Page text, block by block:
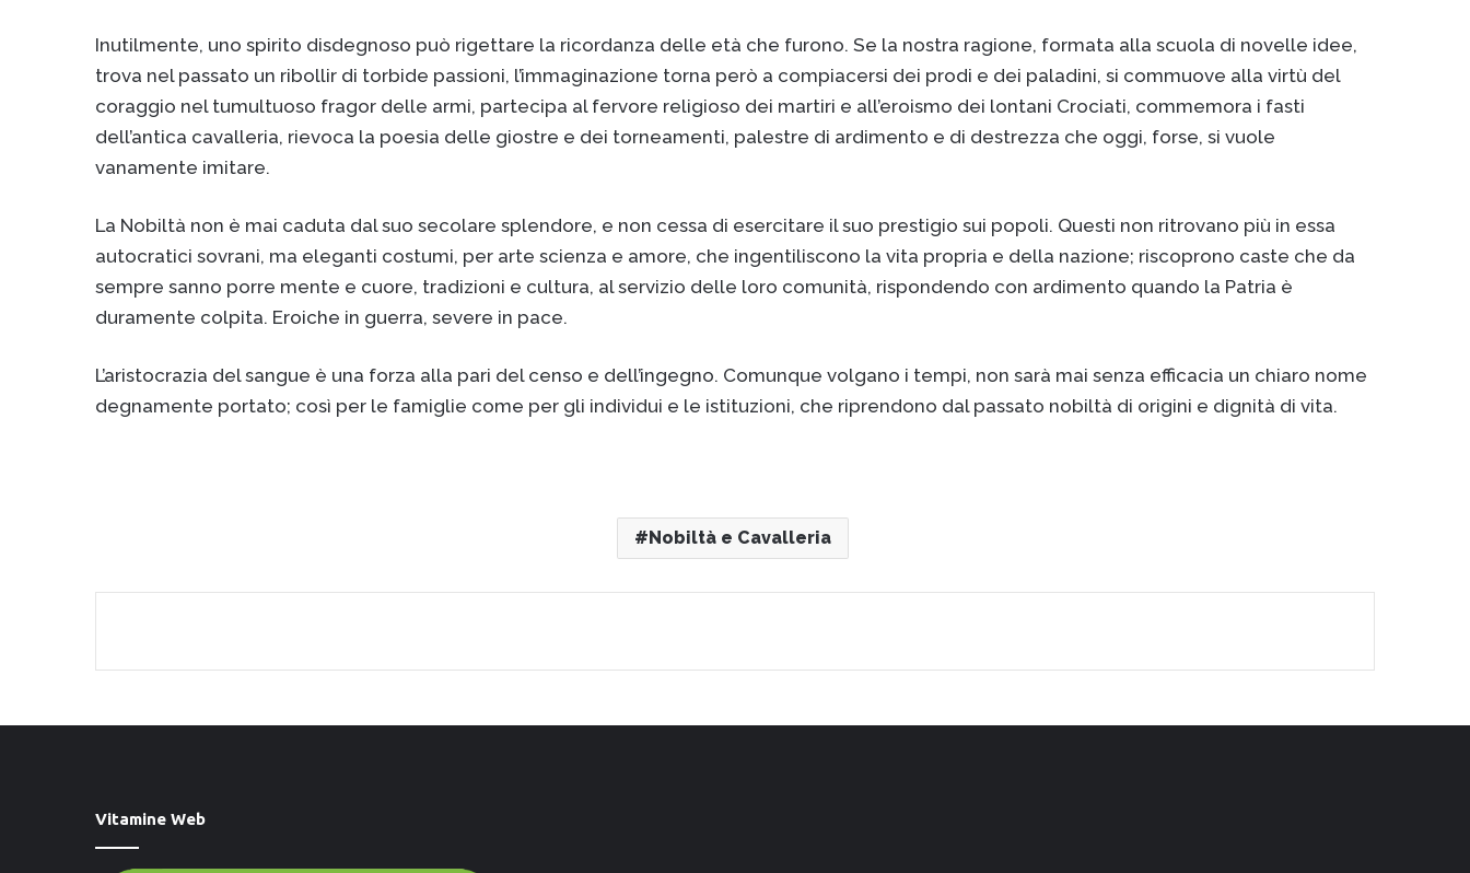
Inutilmente, uno spirito disdegnoso può rigettare la ricordanza delle età che furono. Se la nostra ragione, formata alla scuola di novelle idee,
trova nel passato un ribollir di torbide passioni, l’immaginazione torna però a compiacersi dei prodi e dei paladini, si commuove alla virtù del
coraggio nel tumultuoso fragor delle armi, partecipa al fervore religioso dei martiri e all’eroismo dei lontani Crociati, commemora i fasti
dell’antica cavalleria, rievoca la poesia delle giostre e dei torneamenti, palestre di ardimento e di destrezza che oggi, forse, si vuole
vanamente imitare.
La Nobiltà non è mai caduta dal suo secolare splendore, e non cessa di esercitare il suo prestigio sui popoli. Questi non ritrovano più in essa
autocratici sovrani, ma eleganti costumi, per arte scienza e amore, che ingentiliscono la vita propria e della nazione; riscoprono caste che da
sempre sanno porre mente e cuore, tradizioni e cultura, al servizio delle loro comunità, rispondendo con ardimento quando la Patria è
duramente colpita. Eroiche in guerra, severe in pace.
L’aristocrazia del sangue è una forza alla pari del censo e dell’ingegno. Comunque volgano i tempi, non sarà mai senza efficacia un chiaro nome
degnamente portato; così per le famiglie come per gli individui e le istituzioni, che riprendono dal passato nobiltà di origini e dignità di vita.
Nobiltà e Cavalleria
Vitamine Web